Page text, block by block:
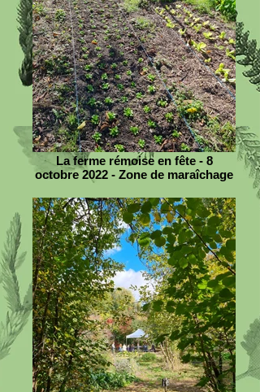
La ferme rémoise en fête - 8
octobre 2022 - Zone de maraîchage